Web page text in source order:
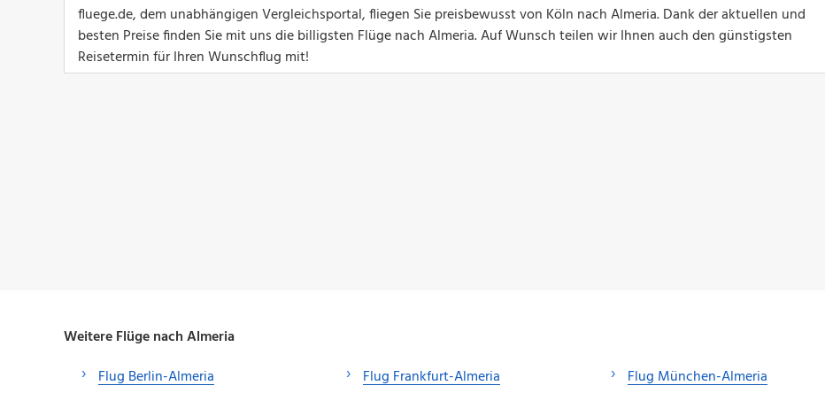
fluege.de, dem unabhängigen Vergleichsportal, fliegen Sie preisbewusst von Köln nach Almeria. Dank der aktuellen und
besten Preise finden Sie mit uns die billigsten Flüge nach Almeria. Auf Wunsch teilen wir Ihnen auch den günstigsten
Reisetermin für Ihren Wunschflug mit!
Weitere Flüge nach Almeria
Flug Berlin-Almeria
Flug Frankfurt-Almeria
Flug München-Almeria